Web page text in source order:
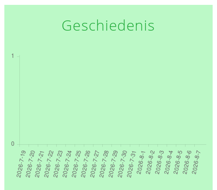
Geschiedenis